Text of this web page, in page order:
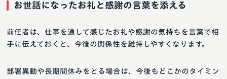
お世話になったお礼と感謝の言葉を添える
前任者は、仕事を通して感じたお礼や感謝の気持ちを言葉で相
手に伝えておくと、今後の関係性を維持しやすくなります。
部署異動や長期間休みをとる場合は、今後もどこかのタイミン